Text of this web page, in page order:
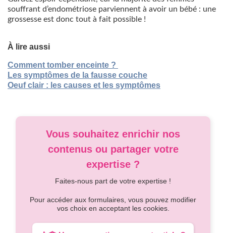
souffrant d’endométriose parviennent à avoir un bébé : une
grossesse est donc tout à fait possible !
À lire aussi
Comment tomber enceinte ?
Les symptômes de la fausse couche
Oeuf clair : les causes et les symptômes
Vous souhaitez enrichir nos
contenus ou partager votre
expertise ?
Faites-nous part de votre expertise !
Pour accéder aux formulaires, vous pouvez modifier
vos choix en acceptant les cookies.